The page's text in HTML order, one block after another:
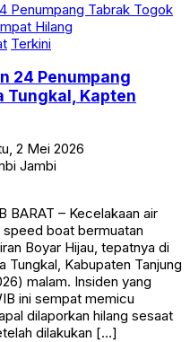
Terkini
24 Penumpang
Tungkal, Kapten
2 Mei 2026
Jambi
BARAT – Kecelakaan air
boat bermuatan
Boyar Hijau, tepatnya di
Tungkal, Kabupaten Tanjung
malam. Insiden yang
ini sempat memicu
dilaporkan hilang sesaat
dilakukan […]